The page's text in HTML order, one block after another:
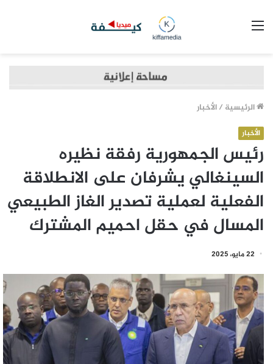
الرئيسية /الأخبار
الأخبار
رئيس الجمهورية رفقة نظيره
السينغالي يشرفان على الانطلاقة
الفعلية لعملية تصدير الغاز الطبيعي
المسال في حقل احميم المشترك
22 مايو، 2025